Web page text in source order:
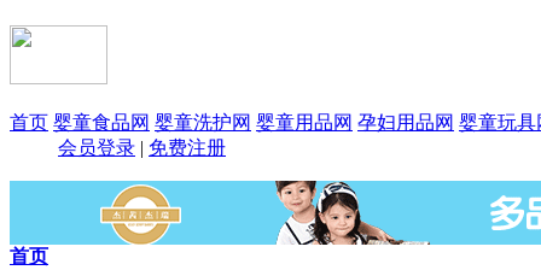
首页 婴童食品网 婴童洗护网 婴童用品网 孕妇用品网 婴童玩具
会员登录 | 免费注册
首页